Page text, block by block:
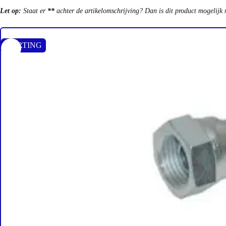
Let op: Staat er ** achter de artikelomschrijving? Dan is dit product
KORTING